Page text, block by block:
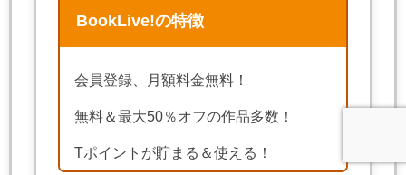
BookLive!の特徴
会員登録、月額料金無料！
無料＆最大50％オフの作品多数！
Tポイントが貯まる＆使える！